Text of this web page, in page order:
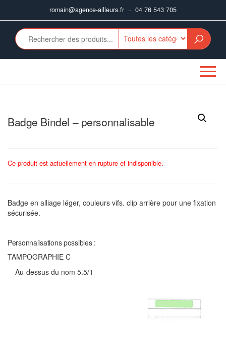
romain@agence-ailleurs.fr – 04 76 543 705
Badge Bindel – personnalisable
Ce produit est actuellement en rupture et indisponible.
Badge en alliage léger, couleurs vifs. clip arrière pour une fixation
sécurisée.
Personnalisations possibles :
TAMPOGRAPHIE C
Au-dessus du nom 5.5/1